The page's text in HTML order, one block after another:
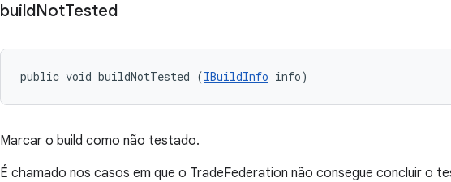
buildNotTested
public void buildNotTested (IBuildInfo info)
Marcar o build como não testado.
É chamado nos casos em que o TradeFederation não consegue concluir o